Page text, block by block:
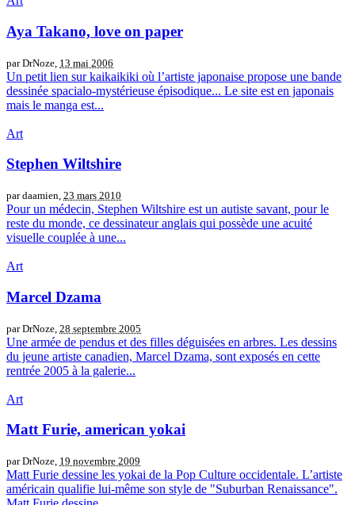
Aya Takano, love on paper
par DrNoze, 13 mai 2006
Un petit lien sur kaikaikiki où l’artiste japonaise propose une bande
dessinée spacialo-mystérieuse épisodique... Le site est en japonais
mais le manga est...
Art
Stephen Wiltshire
par daamien, 23 mars 2010
Pour un médecin, Stephen Wiltshire est un autiste savant, pour le
reste du monde, ce dessinateur anglais qui possède une acuité
visuelle couplée à une...
Art
Marcel Dzama
par DrNoze, 28 septembre 2005
Une armée de pendus et des filles déguisées en arbres. Les dessins
du jeune artiste canadien, Marcel Dzama, sont exposés en cette
rentrée 2005 à la galerie...
Art
Matt Furie, american yokai
par DrNoze, 19 novembre 2009
Matt Furie dessine les yokai de la Pop Culture occidentale. L’artiste
américain qualifie lui-même son style de "Suburban Renaissance".